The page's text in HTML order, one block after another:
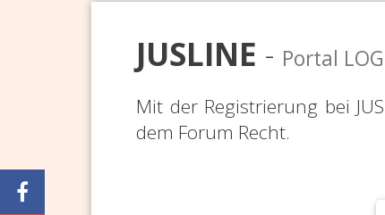
JUSLINE - Portal
Mit der Registrierung bei
dem Forum Recht.